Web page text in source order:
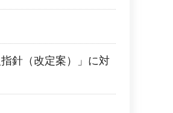
針（改定案）」に対